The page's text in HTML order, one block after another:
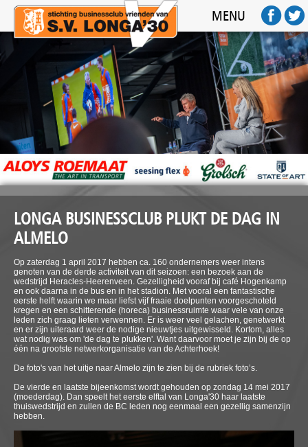
HOME
ACTIVITEITEN
FOTO'S
AFTERMOVIE
FC BUSINESS
CONTACT
MENU
LONGA BUSINESSCLUB PLUKT DE DAG IN
ALMELO
Op zaterdag 1 april 2017 hebben ca. 160 ondernemers weer intens
genoten van de derde activiteit van dit seizoen: een bezoek aan de
wedstrijd Heracles-Heerenveen. Gezelligheid vooraf bij café Hogenkamp
en ook daarna in de bus en in het stadion. Met vooral een fantastische
eerste helft waarin we maar liefst vijf fraaie doelpunten voorgeschoteld
kregen en een schitterende (horeca) businessruimte waar vele van onze
leden zich graag lieten verwennen. Er is weer veel gelachen, genetwerkt
en er zijn uiteraard weer de nodige nieuwtjes uitgewisseld. Kortom, alles
wat nodig was om 'de dag te plukken'. Want daarvoor moet je zijn bij de op
één na grootste netwerkorganisatie van de Achterhoek!
De foto's van het uitje naar Almelo zijn te zien bij de rubriek foto’s.
De vierde en laatste bijeenkomst wordt gehouden op zondag 14 mei 2017
(moederdag). Dan speelt het eerste elftal van Longa'30 haar laatste
thuiswedstrijd en zullen de BC leden nog eenmaal een gezellig samenzijn
hebben.